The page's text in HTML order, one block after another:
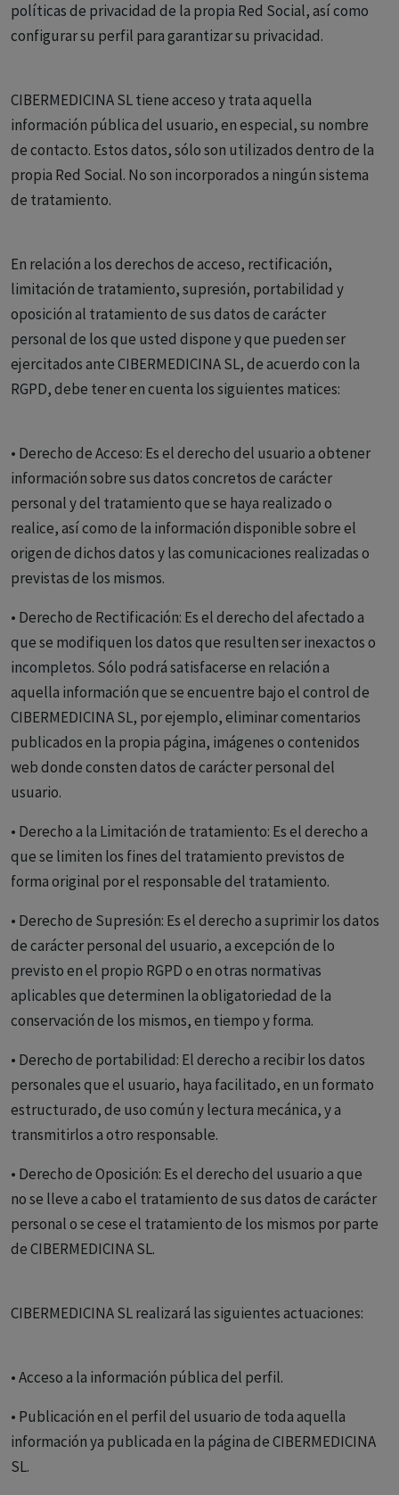
políticas de privacidad de la propia Red Social, así como
configurar su perfil para garantizar su privacidad.
CIBERMEDICINA SL tiene acceso y trata aquella
información pública del usuario, en especial, su nombre
de contacto. Estos datos, sólo son utilizados dentro de la
propia Red Social. No son incorporados a ningún sistema
de tratamiento.
En relación a los derechos de acceso, rectificación,
limitación de tratamiento, supresión, portabilidad y
oposición al tratamiento de sus datos de carácter
personal de los que usted dispone y que pueden ser
ejercitados ante CIBERMEDICINA SL, de acuerdo con la
RGPD, debe tener en cuenta los siguientes matices:
• Derecho de Acceso: Es el derecho del usuario a obtener
información sobre sus datos concretos de carácter
personal y del tratamiento que se haya realizado o
realice, así como de la información disponible sobre el
origen de dichos datos y las comunicaciones realizadas o
previstas de los mismos.
• Derecho de Rectificación: Es el derecho del afectado a
que se modifiquen los datos que resulten ser inexactos o
incompletos. Sólo podrá satisfacerse en relación a
aquella información que se encuentre bajo el control de
CIBERMEDICINA SL, por ejemplo, eliminar comentarios
publicados en la propia página, imágenes o contenidos
web donde consten datos de carácter personal del
usuario.
• Derecho a la Limitación de tratamiento: Es el derecho a
que se limiten los fines del tratamiento previstos de
forma original por el responsable del tratamiento.
• Derecho de Supresión: Es el derecho a suprimir los datos
de carácter personal del usuario, a excepción de lo
previsto en el propio RGPD o en otras normativas
aplicables que determinen la obligatoriedad de la
conservación de los mismos, en tiempo y forma.
• Derecho de portabilidad: El derecho a recibir los datos
personales que el usuario, haya facilitado, en un formato
estructurado, de uso común y lectura mecánica, y a
transmitirlos a otro responsable.
• Derecho de Oposición: Es el derecho del usuario a que
no se lleve a cabo el tratamiento de sus datos de carácter
personal o se cese el tratamiento de los mismos por parte
de CIBERMEDICINA SL.
CIBERMEDICINA SL realizará las siguientes actuaciones:
• Acceso a la información pública del perfil.
• Publicación en el perfil del usuario de toda aquella
información ya publicada en la página de CIBERMEDICINA
SL.